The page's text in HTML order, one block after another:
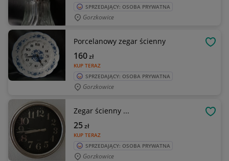
SPRZEDAJĄCY: OSOBA PRYWATNA
Gorzkowice
Porcelanowy zegar ścienny
KUP TERAZ
160zł
SPRZEDAJĄCY: OSOBA PRYWATNA
Gorzkowice
Zegar ścienny ...
KUP TERAZ
25zł
SPRZEDAJĄCY: OSOBA PRYWATNA
Gorzkowice